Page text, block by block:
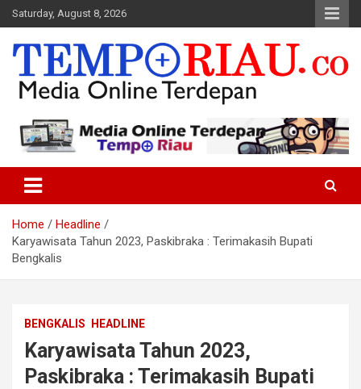
Skip
to
content
Saturday, August 8, 2026
Tempo Riau
Home
Headline
Karyawisata Tahun 2023, Paskibraka : Terimakasih Bupati
Bengkalis
BENGKALIS HEADLINE
Karyawisata Tahun 2023,
Paskibraka : Terimakasih Bupati